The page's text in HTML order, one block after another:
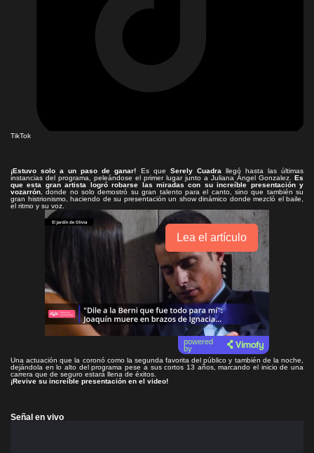
TikTok
¡Estuvo solo a un paso de ganar! Es que Serely Cuadra llegó hasta las últimas
instancias del programa, peleándose el primer lugar junto a Juliana Ángel Gonzalez. Es
que esta gran artista logró robarse las miradas con su increíble presentación y
vozarrón , donde no solo demostró su gran talento para el canto, sino que también su
gran histrionismo, haciendo de su presentación un show dinámico donde mezcló el baile,
el ritmo y su voz.
Lea el artículo
powered
by
Una actuación que la coronó como la segunda favorita del público y también de la noche,
dejándola en lo alto del programa pese a sus cortos 13 años, marcando el inicio de una
carrera que de seguro estará llena de éxitos.
¡Revive su increíble presentación en el video!
Señal en vivo